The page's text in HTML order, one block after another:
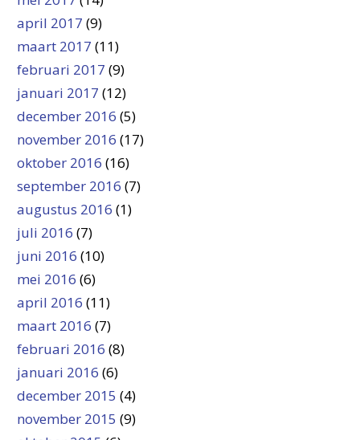
april 2017 (9)
maart 2017 (11)
februari 2017 (9)
januari 2017 (12)
december 2016 (5)
november 2016 (17)
oktober 2016 (16)
september 2016 (7)
augustus 2016 (1)
juli 2016 (7)
juni 2016 (10)
mei 2016 (6)
april 2016 (11)
maart 2016 (7)
februari 2016 (8)
januari 2016 (6)
december 2015 (4)
november 2015 (9)